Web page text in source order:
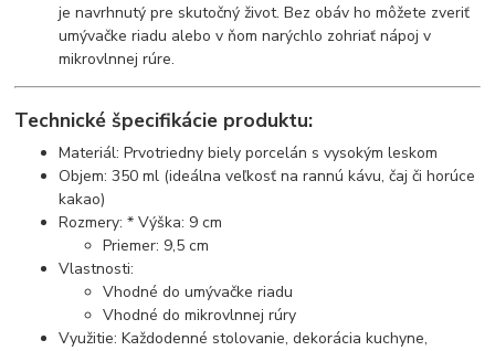
je navrhnutý pre skutočný život. Bez obáv ho môžete zveriť
umývačke riadu alebo v ňom narýchlo zohriať nápoj v
mikrovlnnej rúre.
Technické špecifikácie produktu:
Materiál: Prvotriedny biely porcelán s vysokým leskom
Objem: 350 ml (ideálna veľkosť na rannú kávu, čaj či horúce
kakao)
Rozmery: * Výška: 9 cm
Priemer: 9,5 cm
Vlastnosti:
Vhodné do umývačke riadu
Vhodné do mikrovlnnej rúry
Využitie: Každodenné stolovanie, dekorácia kuchyne,